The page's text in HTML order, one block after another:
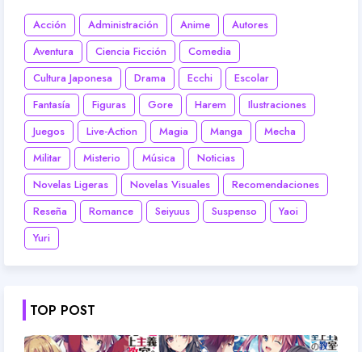
Acción Administración Anime
Autores
Aventura
Ciencia Ficción
Comedia
Cultura Japonesa
Drama Ecchi
Escolar
Fantasía
Figuras Gore Harem
Ilustraciones
Juegos
Live-Action Magia Manga
Mecha
Militar
Misterio Música
Noticias
Novelas Ligeras
Novelas Visuales
Recomendaciones
Reseña
Romance Seiyuus Suspenso
Yaoi
Yuri
TOP POST